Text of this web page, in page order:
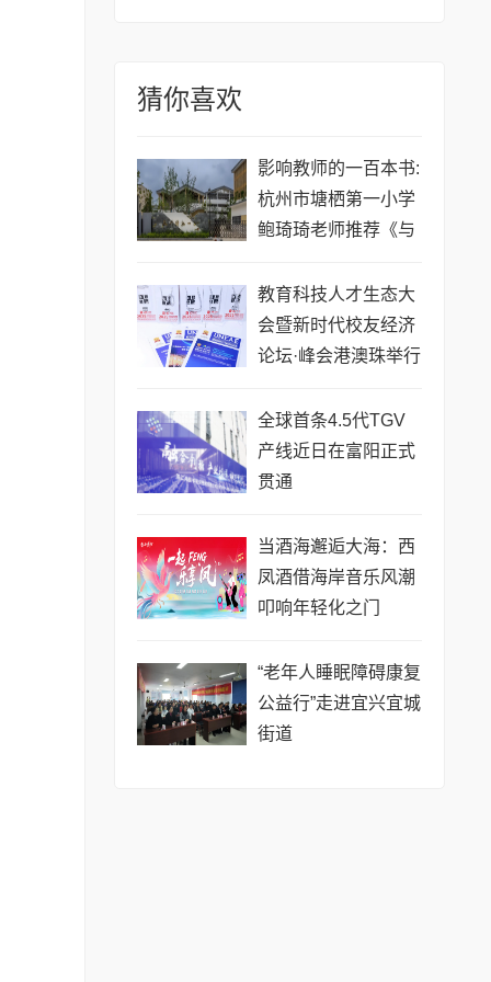
猜你喜欢
影响教师的一百本书:
杭州市塘栖第一小学
鲍琦琦老师推荐《与
教育科技人才生态大
会暨新时代校友经济
论坛·峰会港澳珠举行
全球首条4.5代TGV
产线近日在富阳正式
贯通
当酒海邂逅大海：西
凤酒借海岸音乐风潮
叩响年轻化之门
“老年人睡眠障碍康复
公益行”走进宜兴宜城
街道